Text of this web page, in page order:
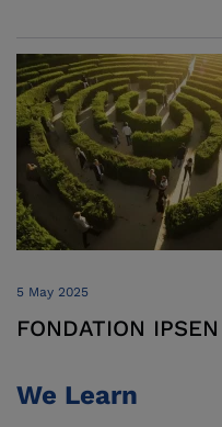
5 May 2025
FONDATION IPSEN
We Learn